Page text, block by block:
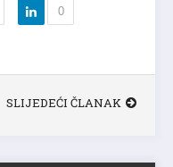
0
SLIJEDEĆI ČLANAK